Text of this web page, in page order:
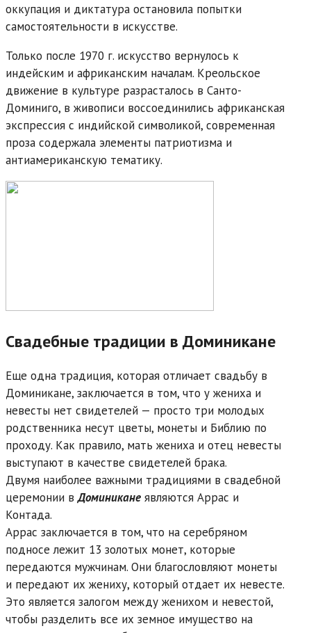
оккупация и диктатура остановила попытки
самостоятельности в искусстве.
Только после 1970 г. искусство вернулось к
индейским и африканским началам. Креольское
движение в культуре разрасталось в Санто-
Доминиго, в живописи воссоединились африканская
экспрессия с индийской символикой, современная
проза содержала элементы патриотизма и
антиамериканскую тематику.
Свадебные традиции в Доминикане
Еще одна традиция, которая отличает свадьбу в
Доминикане, заключается в том, что у жениха и
невесты нет свидетелей — просто три молодых
родственника несут цветы, монеты и Библию по
проходу. Как правило, мать жениха и отец невесты
выступают в качестве свидетелей брака.
Двумя наиболее важными традициями в свадебной
церемонии вДоминикане являются Аррас и
Контада.
Аррас заключается в том, что на серебряном
подносе лежит 13 золотых монет, которые
передаются мужчинам. Они благословляют монеты
и передают их жениху, который отдает их невесте.
Это является залогом между женихом и невестой,
чтобы разделить все их земное имущество на